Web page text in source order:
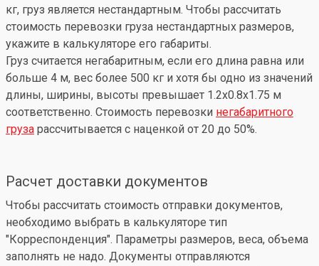
кг, груз является нестандартным. Чтобы рассчитать
стоимость перевозки груза нестандартных размеров,
укажите в калькуляторе его габариты.
Груз считается негабаритным, если его длина равна или
больше 4 м, вес более 500 кг и хотя бы одно из значений
длины, ширины, высоты превышает 1.2x0.8x1.75 м
соответственно. Стоимость перевозки негабаритного
груза рассчитывается с наценкой от 20 до 50%.
Расчет доставки документов
Чтобы рассчитать стоимость отправки документов,
необходимо выбрать в калькуляторе тип
"Корреспонденция". Параметры размеров, веса, объема
заполнять не надо. Документы отправляются